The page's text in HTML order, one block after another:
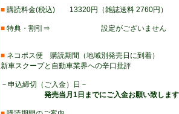
■ 購読料金(税込) 13320円（雑誌送料 2760円）
■ 特典・割引⇒ 設定がございません
■ ネコポス便 購読期間（地域別発売日に到着）
新車スクープと自動車業界への辛口批評
－申込締切（ご入金）日－
発売当月1日までにご入金お願い致します